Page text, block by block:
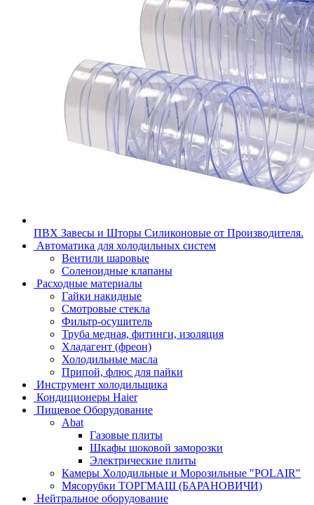
ПВХ Завесы и Шторы Силиконовые от Производителя.
Автоматика для холодильных систем
Вентили шаровые
Соленоидные клапаны
Расходные материалы
Гайки накидные
Смотровые стекла
Фильтр-осушитель
Труба медная, фитинги, изоляция
Хладагент (фреон)
Холодильные масла
Припой, флюс для пайки
Инструмент холодильщика
Кондиционеры Haier
Пищевое Оборудование
Abat
Газовые плиты
Шкафы шоковой заморозки
Электрические плиты
Камеры Холодильные и Морозильные "POLAIR"
Мясорубки ТОРГМАШ (БАРАНОВИЧИ)
Нейтральное оборудование